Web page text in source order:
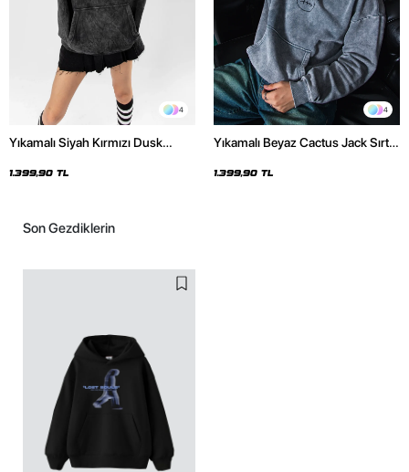
4
Yıkamalı Siyah Kırmızı Dusk
1.399,90 TL
4
Yıkamalı Beyaz Cactus Jack Sırt
1.399,90 TL
Son Gezdiklerin